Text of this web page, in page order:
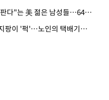
· "주식 매일 사고판다"는 美 젊은 남성들…64%가 "나는 인생의 패배자“
· 엘베 문 열리자 지팡이 '퍽'…노인의 택배기사 폭행 이유